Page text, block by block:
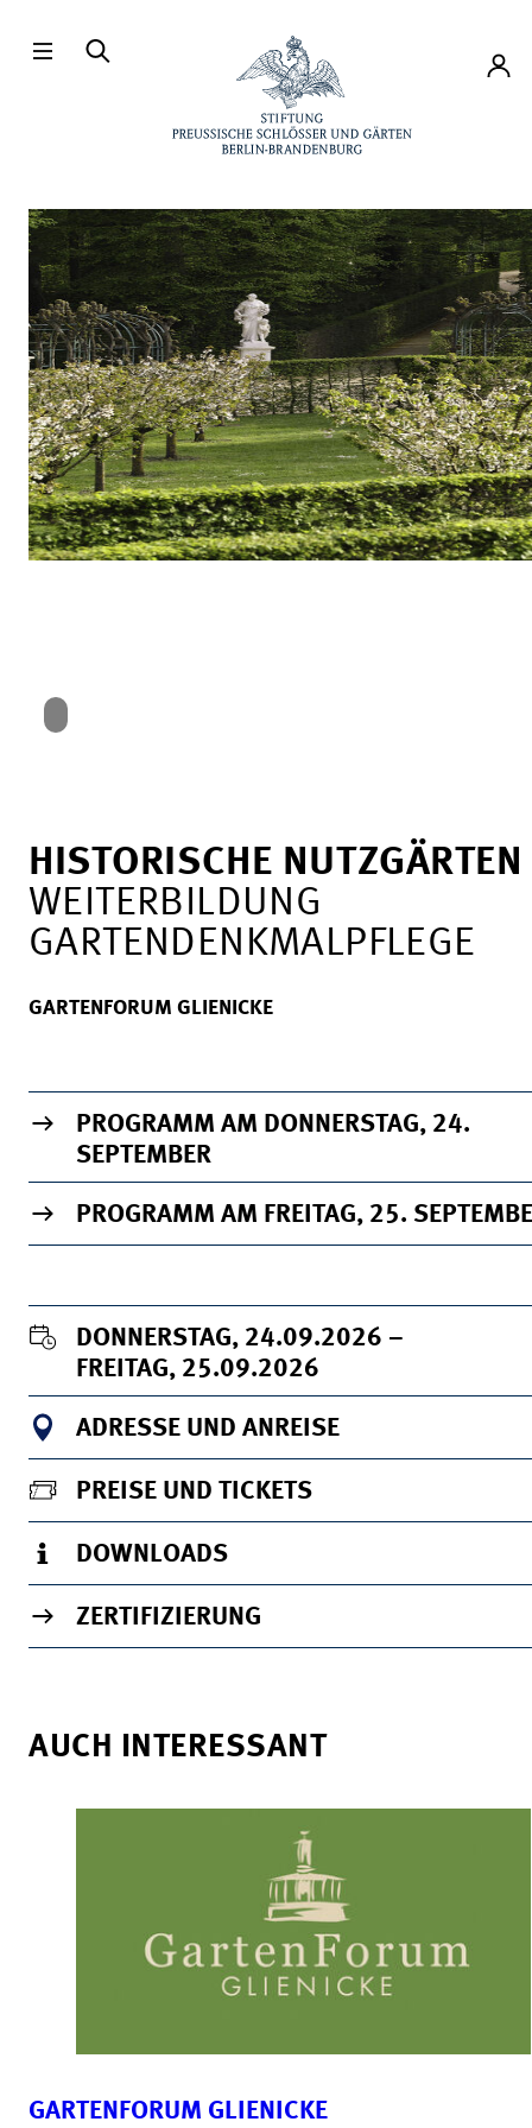
Konto
HISTORISCHE NUTZGÄRTEN
WEITERBILDUNG
GARTENDENKMALPFLEGE
GARTENFORUM GLIENICKE
WICHTIGE INFORMATIONEN
PROGRAMM AM DONNERSTAG, 24.
SEPTEMBER
PROGRAMM AM FREITAG, 25.
DONNERSTAG, 24.09.2026 –
FREITAG, 25.09.2026
ADRESSE UND ANREISE
PREISE UND TICKETS
DOWNLOADS
ZERTIFIZIERUNG
AUCH INTERESSANT
GARTENFORUM GLIENICKE